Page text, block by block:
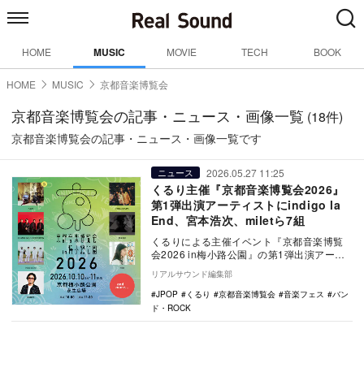
HOME MUSIC MOVIE TECH BOOK
HOME MUSIC 京都音楽博覧会
京都音楽博覧会の記事・ニュース・画像一覧 (18件)
京都音楽博覧会の記事・ニュース・画像一覧です
ニュース 2026.05.27 11:25
くるり主催『京都音楽博覧会2026』
第1弾出演アーティストにindigo la
End、宮本浩次、miletら7組
くるりによる主催イベント『京都音楽博覧
会2026 in梅小路公園』の第1弾出演アーテ
リアルサウンド編集部
JPOP
くるり 京都音楽博覧会 音楽フェス
バン
ド・ROCK